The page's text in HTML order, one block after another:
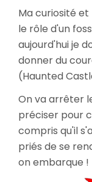
Ma curiosité
le rôle d'un
aujourd'hui je
donner du
(Haunted
On va arrêter
préciser pour
compris qu'il
priés de se
on embarque !